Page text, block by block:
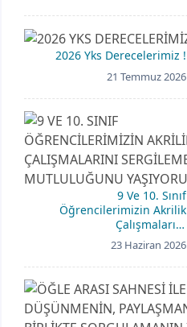
2026 Yks Derecelerimiz !
21 Temmuz 2026
9 Ve 10. Sınıf
Öğrencilerimizin Akrilik
Çalışmalarını
Sergilemenin
Mutluluğunu Yaşıyoruz
23 Haziran 2026